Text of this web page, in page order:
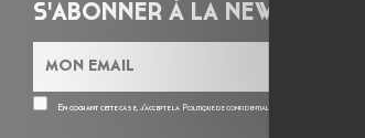
S'ABONNER À LA NEWSLETTER
En cochant cette case, j’accepte la Politique de confidentialité